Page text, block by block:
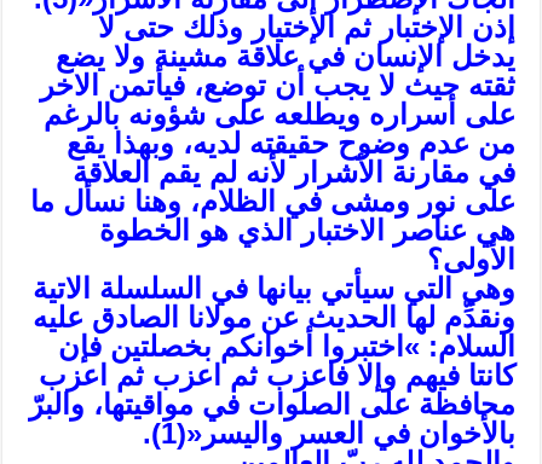
إذن الإختبار ثم الإختيار وذلك حتى لا
يدخل الإنسان في علاقة مشينة ولا يضع
ثقته حيث لا يجب أن توضع، فيأتمن الاخر
على أسراره ويطلعه على شؤونه بالرغم
من عدم وضوح حقيقته لديه، وبهذا يقع
في مقارنة الأشرار لأنه لم يقم العلاقة
على نور ومشى في الظلام، وهنا نسأل ما
هي عناصر الاختبار الذي هو الخطوة
الأولى؟
وهي التي سيأتي بيانها في السلسلة الاتية
ونقدِّم لها الحديث عن مولانا الصادق عليه
السلام: »اختبروا أخوانكم بخصلتين فإن
كانتا فيهم وإلا فاعزب ثم اعزب ثم اعزب
محافظة على الصلوات في مواقيتها، والبرّ
بالأخوان في العسر واليسر«(1).